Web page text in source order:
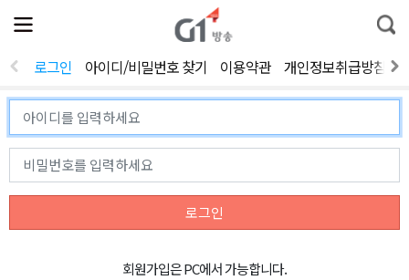
전
체
뉴
열
통
합
색
로그인 아이디/비밀번호 찾기 이용약관 개인정보취급방침
로그인
회원가입은 PC에서 가능합니다.